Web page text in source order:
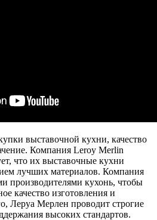
выставочной кухни, качество
Компания Leroy Merlin
что их выставочные кухни
лучших материалов. Компания
производителями кухонь, чтобы
качество изготовления и
Леруа Мерлен проводит строгие
высоких стандартов.